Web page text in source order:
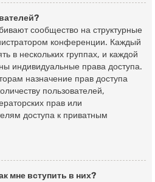
сообщество на структурные
конференции. Каждый
в нескольких группах, и каждой
индивидуальные права доступа.
назначение прав доступа
пользователей,
прав или
доступа к приватным
мне вступить в них?